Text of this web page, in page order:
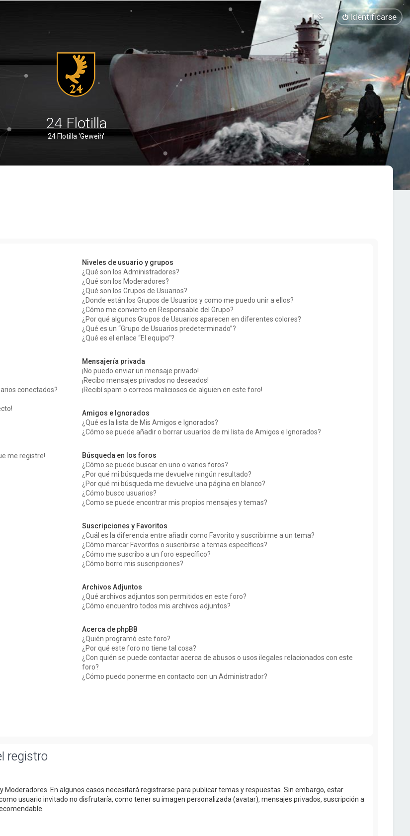
Identificarse
24 Flotilla
24 Flotilla 'Geweih'
conectados?
me registre!
Niveles de usuario y grupos
¿Qué son los Administradores?
¿Qué son los Moderadores?
¿Qué son los Grupos de Usuarios?
¿Donde están los Grupos de Usuarios y como me puedo unir a ellos?
¿Cómo me convierto en Responsable del Grupo?
¿Por qué algunos Grupos de Usuarios aparecen en diferentes colores?
¿Qué es un “Grupo de Usuarios predeterminado”?
¿Qué es el enlace “El equipo”?
Mensajería privada
¡No puedo enviar un mensaje privado!
¡Recibo mensajes privados no deseados!
¡Recibí spam o correos maliciosos de alguien en este foro!
Amigos e Ignorados
¿Qué es la lista de Mis Amigos e Ignorados?
¿Cómo se puede añadir o borrar usuarios de mi lista de Amigos e Ignorados?
Búsqueda en los foros
¿Cómo se puede buscar en uno o varios foros?
¿Por qué mi búsqueda me devuelve ningún resultado?
¿Por qué mi búsqueda me devuelve una página en blanco?
¿Cómo busco usuarios?
¿Como se puede encontrar mis propios mensajes y temas?
Suscripciones y Favoritos
¿Cuál es la diferencia entre añadir como Favorito y suscribirme a un tema?
¿Cómo marcar Favoritos o suscribirse a temas específicos?
¿Cómo me suscribo a un foro específico?
¿Cómo borro mis suscripciones?
Archivos Adjuntos
¿Qué archivos adjuntos son permitidos en este foro?
¿Cómo encuentro todos mis archivos adjuntos?
Acerca de phpBB
¿Quién programó este foro?
¿Por qué este foro no tiene tal cosa?
¿Con quién se puede contactar acerca de abusos o usos ilegales relacionados con este
foro?
¿Cómo puedo ponerme en contacto con un Administrador?
registro
En algunos casos necesitará registrarse para publicar temas y respuestas. Sin embargo, estar
usuario invitado no disfrutaría, como tener su imagen personalizada (avatar), mensajes privados, suscripción a